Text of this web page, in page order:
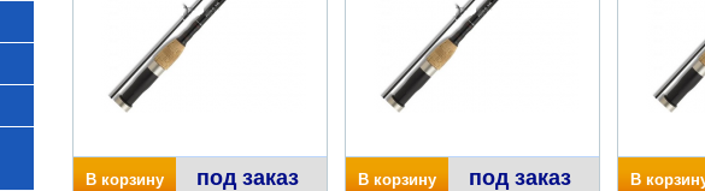
В корзину под заказ В корзину под заказ В